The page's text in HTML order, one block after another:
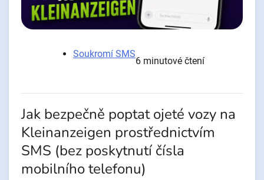
Soukromí SMS
6 minutové čtení
Jak bezpečně poptat ojeté vozy na
Kleinanzeigen prostřednictvím
SMS (bez poskytnutí čísla
mobilního telefonu)